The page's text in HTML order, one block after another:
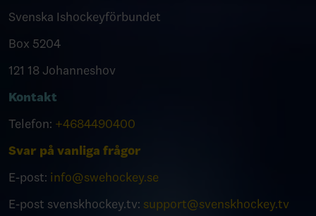
Svenska Ishockeyförbundet
Box 5204
121 18 Johanneshov
Kontakt
Telefon: +4684490400
Svar på vanliga frågor
E-post: info@swehockey.se
E-post svenskhockey.tv: support@svenskhockey.tv